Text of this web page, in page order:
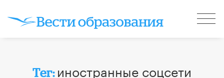
Тег: иностранные соцсети